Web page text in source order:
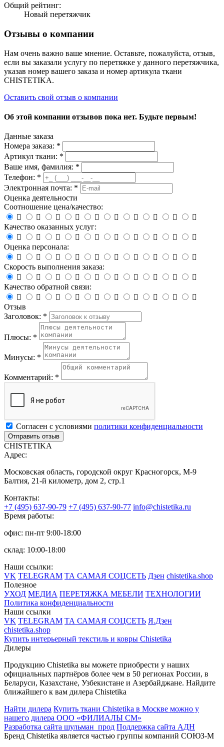
Общий рейтинг:
Новый перетяжчик
Отзывы о компании
Нам очень важно ваше мнение. Оставьте, пожалуйста, отзыв,
если вы заказали услугу по перетяжке у данного перетяжчика,
указав номер вашего заказа и номер артикула ткани
CHISTETIKA.
Оставить свой отзыв о компании
Об этой компании отзывов пока нет. Будьте первым!
Данные заказа
Номера заказа: *
Артикул ткани: *
Ваше имя, фамилия: *
Телефон: *
Электронная почта: *
Оценка деятельности
Соотношение цена/качество:

       

Качество оказанных услуг:

       

Оценка персонала:

       

Скорость выполнения заказа:

       

Качество обратной связи:

       

Отзыв
Заголовок: *
Плюсы: *
Минусы: *
Комментарий: *
Согласен с условиями политики конфиденциальности
CHISTETIKA
Адрес:
Московская область, городской округ Красногорск, М-9
Балтия, 21-й километр, дом 2, стр.1
Контакты:
+7 (495) 637-90-79 +7 (495) 637-90-77 info@chistetika.ru
Время работы:
офис: пн-пт 9:00-18:00
склад: 10:00-18:00
Наши ссылки:
VK TELEGRAM ТА САМАЯ СОЦСЕТЬ Дзен chistetika.shop
Полезное
УХОД МЕДИА ПЕРЕТЯЖКА МЕБЕЛИ ТЕХНОЛОГИИ
Политика конфиденциальности
Наши ссылки
VK TELEGRAM ТА САМАЯ СОЦСЕТЬ Я.Дзен
chistetika.shop
Купить интерьерный текстиль и ковры Chistetika
Дилеры
Продукцию Chistetika вы можете приобрести у наших
официальных партнёров более чем в 50 регионах России, в
Беларуси, Казахстане, Узбекистане и Азербайджане. Найдите
ближайшего к вам дилера Chistetika
Найти дилера Купить ткани Chistetika в Москве можно у
нашего дилера ООО «ФИЛИАЛЫ СМ»
Разработка сайта шульман_прод Поддержка сайта АДН
Бренд Chistetika является частью группы компаний СОЮЗ-М